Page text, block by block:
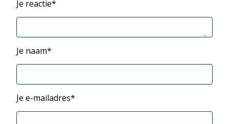
Je reactie*
Je naam*
Je e-mailadres*